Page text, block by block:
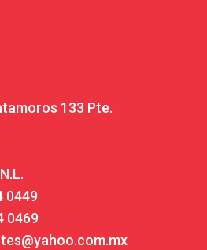
133 Pte.
0449
0469